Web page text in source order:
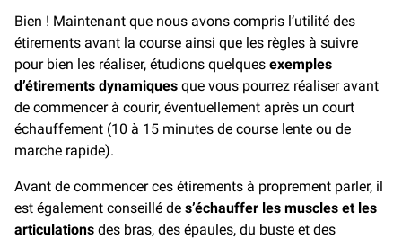
Bien ! Maintenant que nous avons compris l’utilité des
étirements avant la course ainsi que les règles à suivre
pour bien les réaliser, étudions quelques exemples
d’étirements dynamiques que vous pourrez réaliser avant
de commencer à courir, éventuellement après un court
échauffement (10 à 15 minutes de course lente ou de
marche rapide).
Avant de commencer ces étirements à proprement parler, il
est également conseillé de s’échauffer les muscles et les
articulations des bras, des épaules, du buste et des